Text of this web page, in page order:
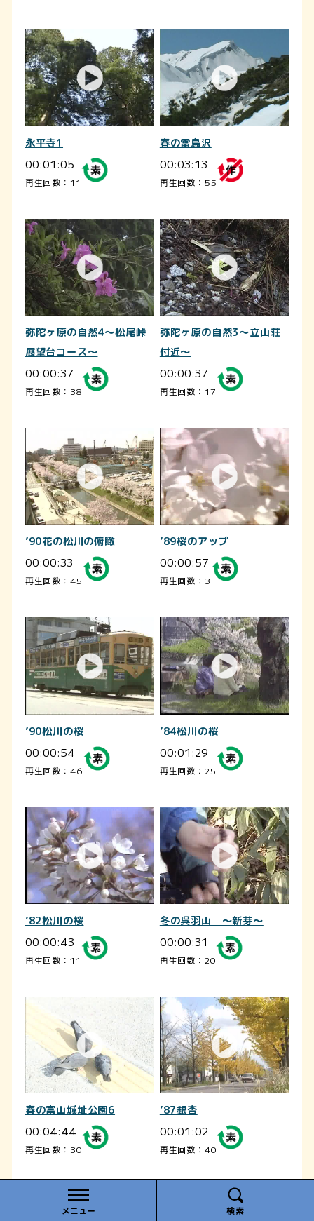
メニュー 検索
永平寺1
00:01:05
再生回数：11
春の雷鳥沢
00:03:13
再生回数：55
弥陀ヶ原の自然4～松尾峠
展望台コース～
00:00:37
再生回数：38
弥陀ヶ原の自然3～立山荘
付近～
00:00:37
再生回数：17
’90花の松川の俯瞰
00:00:33
再生回数：45
’89桜のアップ
00:00:57
再生回数：3
’90松川の桜
00:00:54
再生回数：46
’84松川の桜
00:01:29
再生回数：25
’82松川の桜
00:00:43
再生回数：11
冬の呉羽山 ～新芽～
00:00:31
再生回数：20
春の富山城址公園6
00:04:44
再生回数：30
’87銀杏
00:01:02
再生回数：40